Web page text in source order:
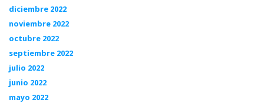
diciembre 2022
noviembre 2022
octubre 2022
septiembre 2022
julio 2022
junio 2022
mayo 2022